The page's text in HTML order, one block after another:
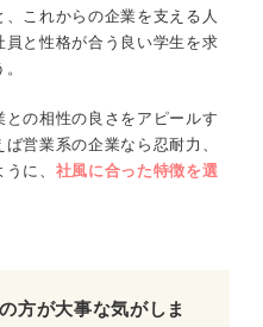
これからの企業を支える人
と性格が合う良い学生を求
の相性の良さをアピールす
営業系の企業なら忍耐力、
に、 社風に合った特徴を選
方が大事な気がしま